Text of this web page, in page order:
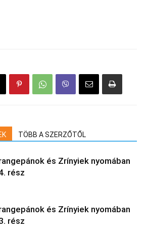
TÖBB A SZERZŐTŐL
és Zrínyiek nyomában
rész
és Zrínyiek nyomában
rész